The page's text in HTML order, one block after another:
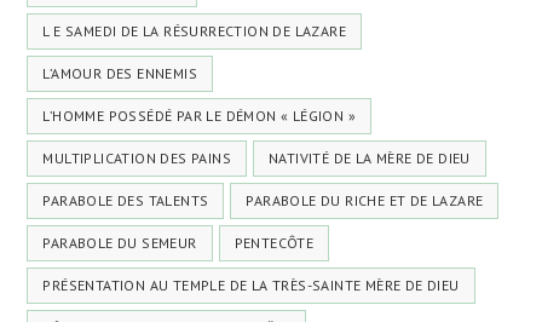
L E SAMEDI DE LA RÉSURRECTION DE LAZARE
L’AMOUR DES ENNEMIS
L’HOMME POSSÉDÉ PAR LE DÉMON « LÉGION »
MULTIPLICATION DES PAINS NATIVITÉ DE LA MÈRE DE DIEU
PARABOLE DES TALENTS PARABOLE DU RICHE ET DE LAZARE
PARABOLE DU SEMEUR PENTECÔTE
PRÉSENTATION AU TEMPLE DE LA TRÈS-SAINTE MÈRE DE DIEU